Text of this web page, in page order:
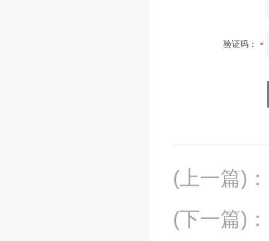
验证码：
(上一篇) ：
(下一篇) ：